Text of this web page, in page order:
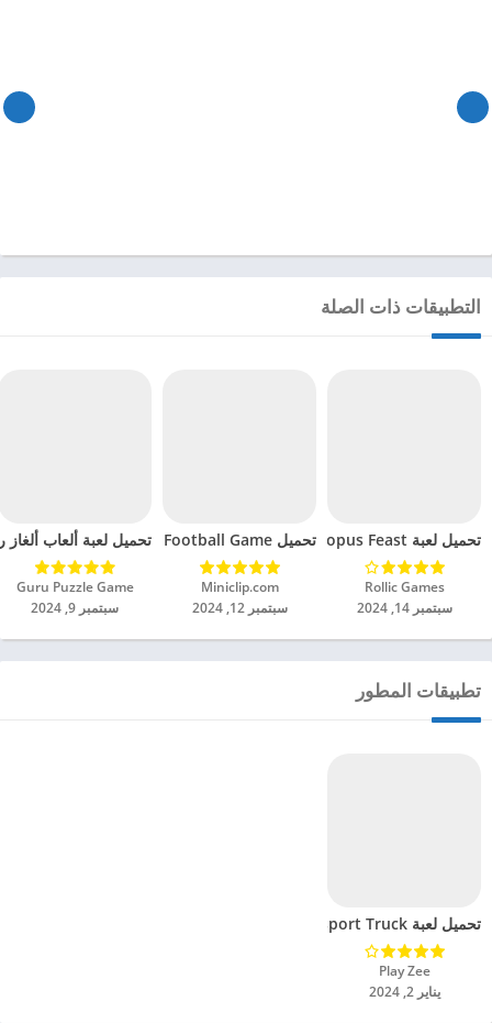
التطبيقات ذات الصلة
تحميل لعبة Octopus Feast مهكرة للاندرويد 2024
Rollic Games‏
سبتمبر 14, 2024
تحميل Soccer Hero PvP Football Game مهكرة للاندرويد 2024
Miniclip.com‏
سبتمبر 12, 2024
تحميل لعبة ألعاب ألغاز
Guru Puzzle Game‏
سبتمبر 9, 2024
تطبيقات المطور
تحميل لعبة Army Vehicle Transport Truck مهكرة للاندرويد 2024
Play Zee‏
يناير 2, 2024